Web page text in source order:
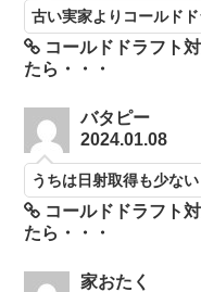
古い実家よりコールド
コールドドラフト
たら・・・
バタピー
2024.01.08
うちは日射取得も少な
コールドドラフト
たら・・・
家おたく